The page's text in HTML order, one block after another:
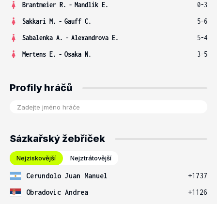
Brantmeier R. - Mandlik E.
0-3
Sakkari M. - Gauff C.
5-6
Sabalenka A. - Alexandrova E.
5-4
Mertens E. - Osaka N. 3-5
Profily hráčů
Sázkařský žebříček
Nejziskovější Nejztrátovější
Cerundolo Juan Manuel
+1737
Obradovic Andrea
+1126